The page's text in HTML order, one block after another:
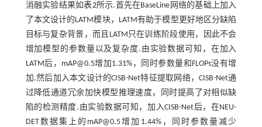
消融实验结果如表2所示.首先在BaseLine网络的基础上加入
了本文设计的LATM模块，LATM有助于模型更好地区分缺陷
目标与复杂背景，而且LATM只在训练阶段使用，因此不会
增加模型的参数量以及复杂度.由实验数据可知，在加入
LATM后，mAP@0.5增加1.31%，同时参数量和FLOPs没有增
加.然后加入本文设计的CISB-Net特征提取网络，CISB-Net通
过降低通道冗余加快模型推理速度，同时提高了对相似缺
陷的检测精度.由实验数据可知，加入CISB-Net后，在NEU-
DET数据集上的mAP@0.5增加1.44%，同时参数量减少